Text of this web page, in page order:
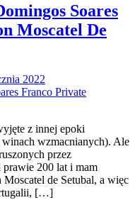
Soares
Moscatel De
2022
z innej epoki
wzmacnianych). Ale
przez
prawie 200 lat i mam
de Setubal, a więc
[…]